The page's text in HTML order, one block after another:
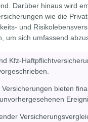
Darüber hinaus wird
wie die
und
um sich umfassend
Kfz-
bieten